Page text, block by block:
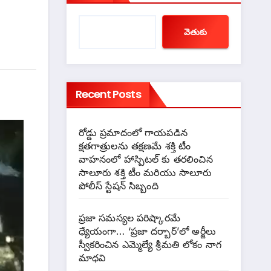
వెతుకు
Recent Posts
రోడ్డు ప్రమాదంలో గాయపడిన
క్షతగాత్రులను తక్షణమే శక్తి టీం
వాహనంలో హాస్పిటల్ కు తరలించిన
సాలూరు శక్తి టీం మరియు సాలూరు
పోలీస్ స్టేషన్ సిబ్బంది
ప్రజా సమస్యల పరిష్కారమే
ధ్యేయంగా… ‘ప్రజా దర్బార్’లో అర్జీలు
స్వీకరించిన ఎమ్మెల్యే శ్రీమతి లోకం నాగ
మాధవి